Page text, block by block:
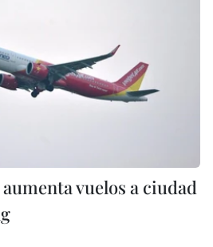
vuelos a ciudad